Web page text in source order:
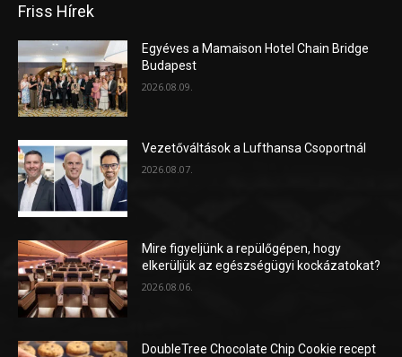
Friss Hírek
Egyéves a Mamaison Hotel Chain Bridge
Budapest
2026.08.09.
Vezetőváltások a Lufthansa Csoportnál
2026.08.07.
Mire figyeljünk a repülőgépen, hogy
elkerüljük az egészségügyi kockázatokat?
2026.08.06.
DoubleTree Chocolate Chip Cookie recept